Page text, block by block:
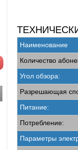
Наименование
Количество
Угол обзора:
Разрешающая
Питание:
Потребление:
Параметры